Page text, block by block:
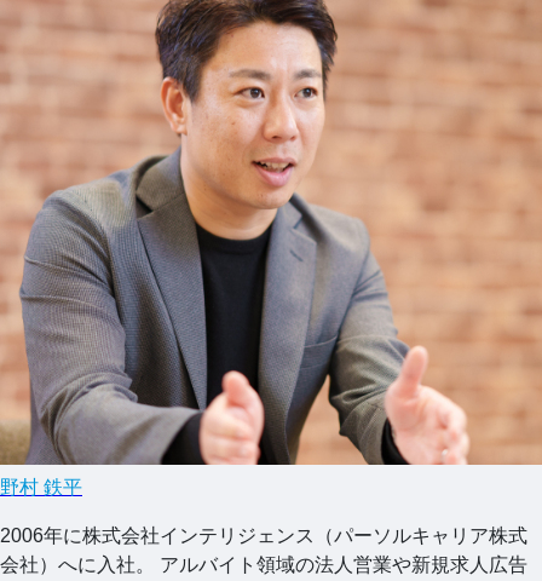
野村 鉄平
2006年に株式会社インテリジェンス（パーソルキャリア株式
会社）へに入社。 アルバイト領域の法人営業や新規求人広告